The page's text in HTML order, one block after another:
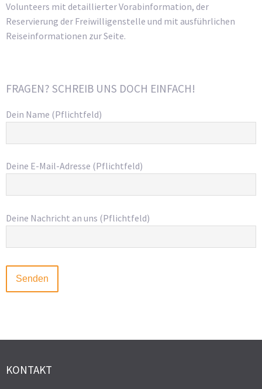
Volunteers mit detaillierter Vorabinformation, der
Reservierung der Freiwilligenstelle und mit ausführlichen
Reiseinformationen zur Seite.
FRAGEN? SCHREIB UNS DOCH EINFACH!
Dein Name (Pflichtfeld)
Deine E-Mail-Adresse (Pflichtfeld)
Deine Nachricht an uns (Pflichtfeld)
KONTAKT